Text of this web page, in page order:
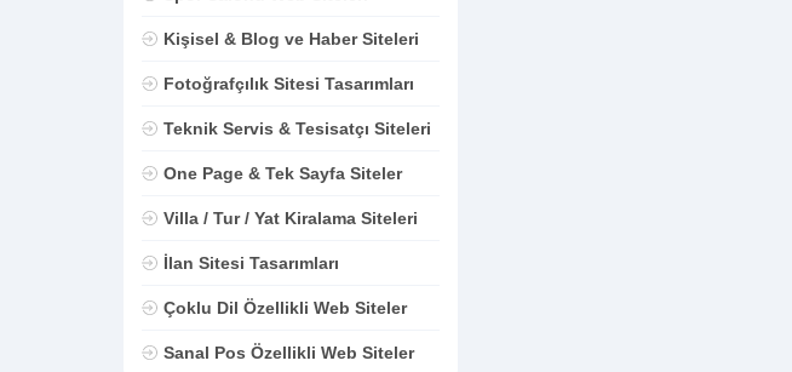
Kişisel & Blog ve Haber Siteleri
Fotoğrafçılık Sitesi Tasarımları
Teknik Servis & Tesisatçı Siteleri
One Page & Tek Sayfa Siteler
Villa / Tur / Yat Kiralama Siteleri
İlan Sitesi Tasarımları
Çoklu Dil Özellikli Web Siteler
Sanal Pos Özellikli Web Siteler